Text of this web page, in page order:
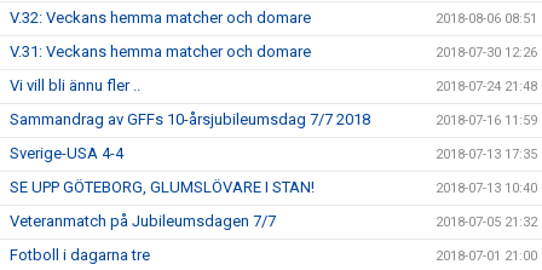
V.32: Veckans hemma matcher och domare 2018-08-06 08:51
V.31: Veckans hemma matcher och domare 2018-07-30 12:26
Vi vill bli ännu fler .. 2018-07-24 21:48
Sammandrag av GFFs 10-årsjubileumsdag 7/7 2018 2018-07-16 11:59
Sverige-USA 4-4 2018-07-13 17:35
SE UPP GÖTEBORG, GLUMSLÖVARE I STAN! 2018-07-13 10:40
Veteranmatch på Jubileumsdagen 7/7 2018-07-05 21:32
Fotboll i dagarna tre 2018-07-01 21:00